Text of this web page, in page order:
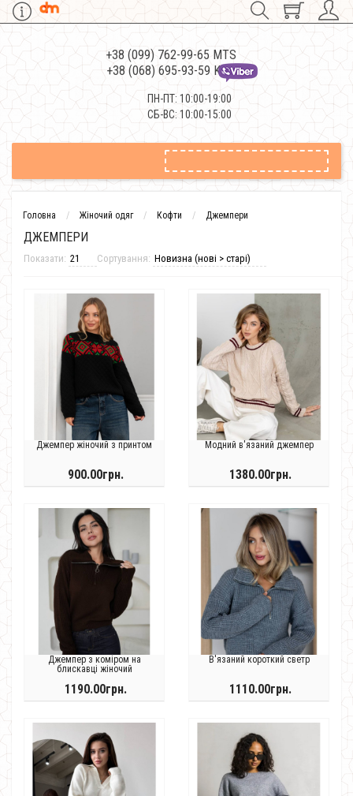
+38 (099) 762-99-65 MTS
+38 (068) 695-93-59 Kievstar
ПН-ПТ: 10:00-19:00
СБ-ВС: 10:00-15:00
Головна Жіночий одяг Кофти Джемпери
ДЖЕМПЕРИ
Показати: Сортування:
Джемпер жіночий з принтом
900.00грн.
Модний в'язаний джемпер
1380.00грн.
Джемпер з коміром на
блискавці жіночий
1190.00грн.
В'язаний короткий светр
1110.00грн.